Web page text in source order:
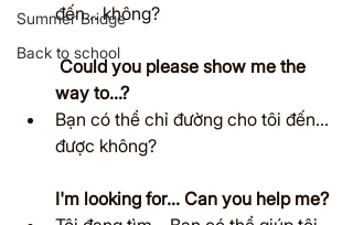
Summer Bridge
Back to school
đến... không?
Could you please show me the
way to...?
Bạn có thể chỉ đường cho tôi đến...
được không?
I'm looking for... Can you help me?